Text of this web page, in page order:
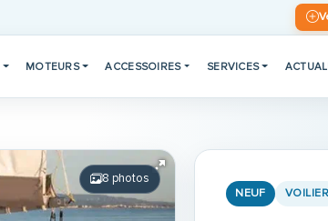
MOTEURS ACCESSOIRES SERVICES
8 photos
NEUF VOILIER